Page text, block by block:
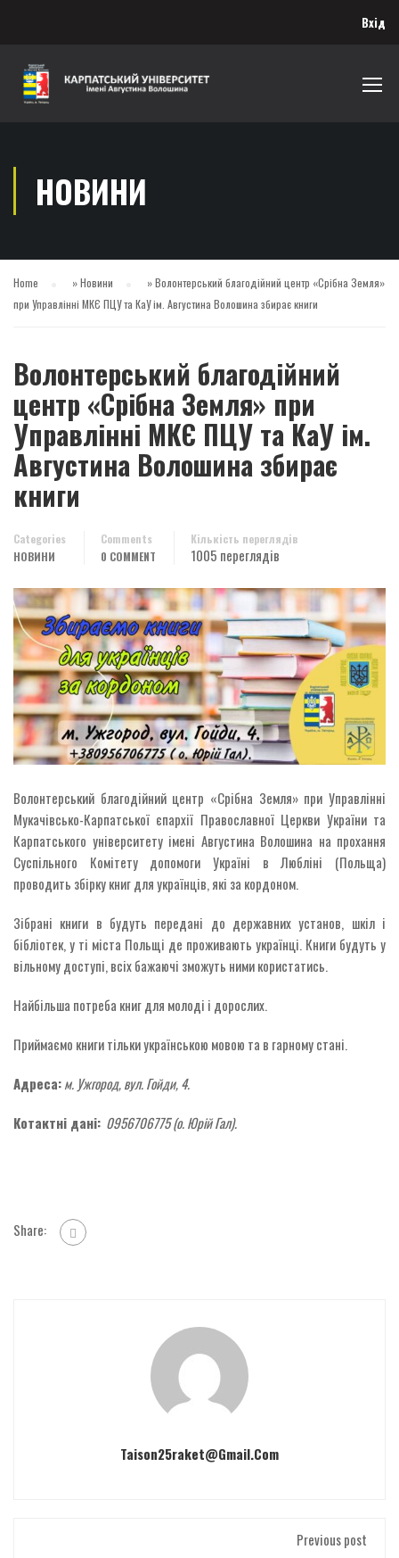
Вхід
НОВИНИ
Home »Новини »Волонтерський благодійний центр «Срібна Земля»
при Управлінні МКЄ ПЦУ та КаУ ім. Августина Волошина збирає книги
Волонтерський благодійний
центр «Срібна Земля» при
Управлінні МКЄ ПЦУ та КаУ ім.
Августина Волошина збирає
книги
Categories
НОВИНИ
Comments
0 COMMENT
Кількість переглядів
1005 переглядів
Волонтерський благодійний центр «Срібна Земля» при Управлінні
Мукачівсько-Карпатської єпархії Православної Церкви України та
Карпатського університету імені Августина Волошина на прохання
Суспільного Комітету допомоги Україні в Любліні (Польща)
проводить збірку книг для українців, які за кордоном.
Зібрані книги в будуть передані до державних установ, шкіл і
бібліотек, у ті міста Польщі де проживають українці. Книги будуть у
вільному доступі, всіх бажаючі зможуть ними користатись.
Найбільша потреба книг для молоді і дорослих.
Приймаємо книги тільки українською мовою та в гарному стані.
Адреса:м. Ужгород, вул. Гойди, 4.
Котактні дані: 0956706775 (о. Юрій Гал).
Share:
Taison25raket@gmail.com
Previous post